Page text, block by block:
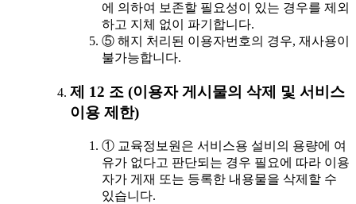
에 의하여 보존할 필요성이 있는 경우를 제외
하고 지체 없이 파기합니다.
⑤ 해지 처리된 이용자번호의 경우, 재사용이
불가능합니다.
제 12 조 (이용자 게시물의 삭제 및 서비스
이용 제한)
① 교육정보원은 서비스용 설비의 용량에 여
유가 없다고 판단되는 경우 필요에 따라 이용
자가 게재 또는 등록한 내용물을 삭제할 수
있습니다.